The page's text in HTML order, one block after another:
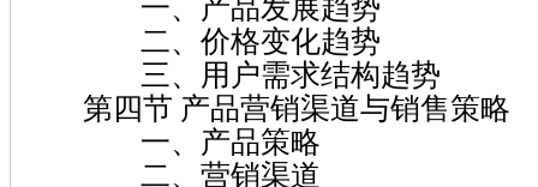
一、产品发展趋势
二、价格变化趋势
三、用户需求结构趋势
第四节 产品营销渠道与销售策略
一、产品策略
二、营销渠道